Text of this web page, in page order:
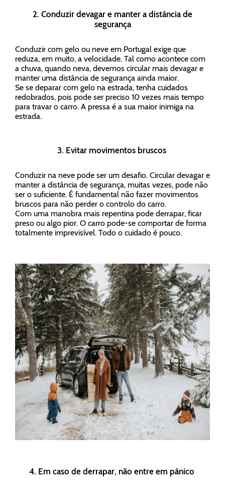
2. Conduzir devagar e manter a distância de
segurança
Conduzir com gelo ou neve em Portugal exige que
reduza, em muito, a velocidade. Tal como acontece com
a chuva, quando neva, devemos circular mais devagar e
manter uma distância de segurança ainda maior.
Se se deparar com gelo na estrada, tenha cuidados
redobrados, pois pode ser preciso 10 vezes mais tempo
para travar o carro. A pressa é a sua maior inimiga na
estrada.
3. Evitar movimentos bruscos
Conduzir na neve pode ser um desafio. Circular devagar e
manter a distância de segurança, muitas vezes, pode não
ser o suficiente. É fundamental não fazer movimentos
bruscos para não perder o controlo do carro.
Com uma manobra mais repentina pode derrapar, ficar
preso ou algo pior. O carro pode-se comportar de forma
totalmente imprevisível. Todo o cuidado é pouco.
4. Em caso de derrapar, não entre em pânico